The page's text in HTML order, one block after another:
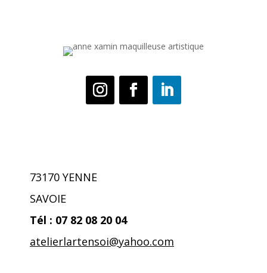
73170 YENNE
SAVOIE
Tél : 07 82 08 20 04
atelierlartensoi@yahoo.com